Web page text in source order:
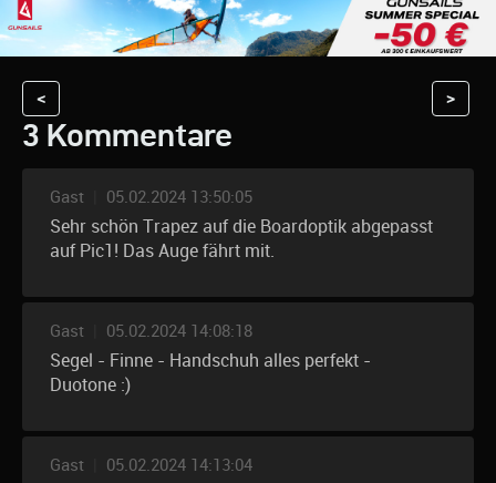
< >
3 Kommentare
Gast 05.02.2024 13:50:05
Sehr schön Trapez auf die Boardoptik abgepasst
auf Pic1! Das Auge fährt mit.
Gast 05.02.2024 14:08:18
Segel - Finne - Handschuh alles perfekt -
Duotone :)
Gast 05.02.2024 14:13:04